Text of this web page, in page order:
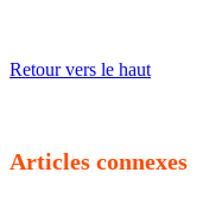
Retour vers le haut
Articles connexes